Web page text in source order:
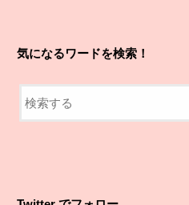
気になるワードを検索！